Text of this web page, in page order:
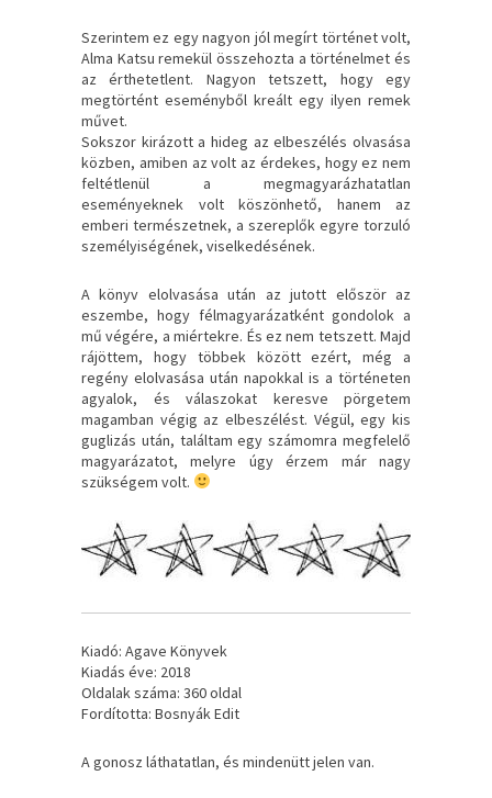
Szerintem ez egy nagyon jól megírt történet volt,
Alma Katsu remekül összehozta a történelmet és
az érthetetlent. Nagyon tetszett, hogy egy
megtörtént eseményből kreált egy ilyen remek
művet.
Sokszor kirázott a hideg az elbeszélés olvasása
közben, amiben az volt az érdekes, hogy ez nem
feltétlenül a megmagyarázhatatlan
eseményeknek volt köszönhető, hanem az
emberi természetnek, a szereplők egyre torzuló
személyiségének, viselkedésének.
A könyv elolvasása után az jutott először az
eszembe, hogy félmagyarázatként gondolok a
mű végére, a miértekre. És ez nem tetszett. Majd
rájöttem, hogy többek között ezért, még a
regény elolvasása után napokkal is a történeten
agyalok, és válaszokat keresve pörgetem
magamban végig az elbeszélést. Végül, egy kis
guglizás után, találtam egy számomra megfelelő
magyarázatot, melyre úgy érzem már nagy
szükségem volt.
Kiadó: Agave Könyvek
Kiadás éve: 2018
Oldalak száma: 360 oldal
Fordította: Bosnyák Edit
A ​gonosz láthatatlan, és mindenütt jelen van.